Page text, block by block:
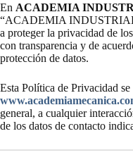
En ACADEMIA
“ACADEMIA
a proteger la privacidad de
con transparencia y de
protección de datos.
Esta Política de Privacidad
general, a cualquier
de los datos de contacto